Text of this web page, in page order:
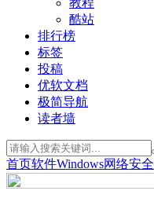
教程
酷站
排行榜
标签
投稿
优软文档
极简导航
读者墙
首页软件Windows网络安全